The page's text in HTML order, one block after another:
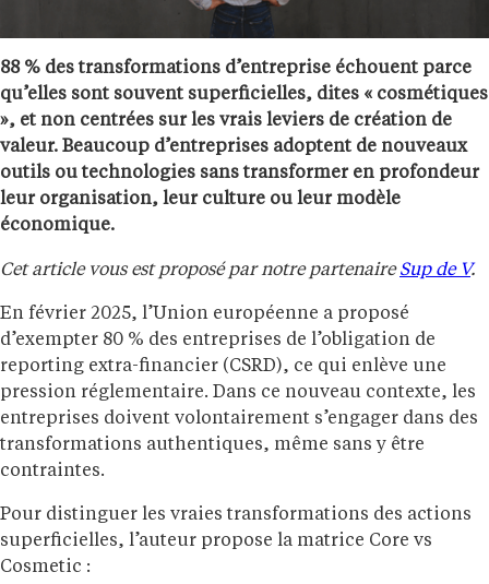
88 % des transformations d’entreprise échouent parce
qu’elles sont souvent superficielles, dites « cosmétiques
», et non centrées sur les vrais leviers de création de
valeur. Beaucoup d’entreprises adoptent de nouveaux
outils ou technologies sans transformer en profondeur
leur organisation, leur culture ou leur modèle
économique.
Cet article vous est proposé par notre partenaireSup de V.
En février 2025, l’Union européenne a proposé
d’exempter 80 % des entreprises de l’obligation de
reporting extra-financier (CSRD), ce qui enlève une
pression réglementaire. Dans ce nouveau contexte, les
entreprises doivent volontairement s’engager dans des
transformations authentiques, même sans y être
contraintes.
Pour distinguer les vraies transformations des actions
superficielles, l’auteur propose la matrice Core vs
Cosmetic :